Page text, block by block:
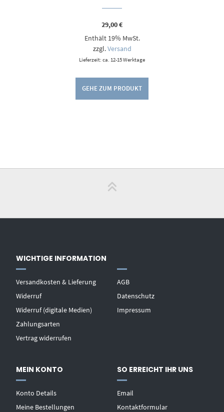
29,00€
Enthält 19% MwSt.
zzgl.Versand
Lieferzeit: ca. 12-15 Werktage
GEHE ZUM PRODUKT
WICHTIGE INFORMATION
Versandkosten & Lieferung
Widerruf
Widerruf (digitale Medien)
Zahlungsarten
Vertrag widerrufen
AGB
Datenschutz
Impressum
MEIN KONTO
Konto Details
Meine Bestellungen
SO ERREICHT IHR UNS
Email
Kontaktformular